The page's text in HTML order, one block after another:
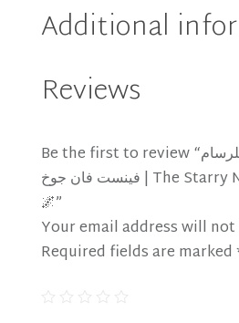
Additional
Reviews
Be the first to review “كوب ليلة النجوم للرسام
فينست فان جوخ | The Starry Night Cup 200ml
🌌”
Your email address will
Required fields are marked